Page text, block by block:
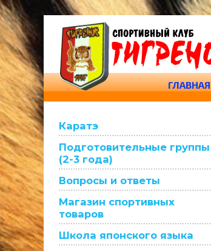
ГЛАВНАЯ
Каратэ
Подготовительные группы
(2-3 года)
Вопросы и ответы
Магазин спортивных
товаров
Школа японского языка